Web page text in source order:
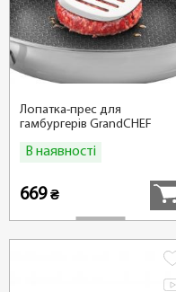
Лопатка-прес для
гамбургерів GrandCHEF
В наявності
669₴